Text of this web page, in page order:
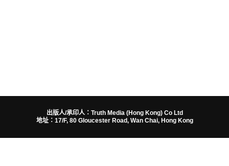
出版人/承印人：Truth Media (Hong Kong) Co Ltd
地址：17/F, 80 Gloucester Road, Wan Chai, Hong Kong